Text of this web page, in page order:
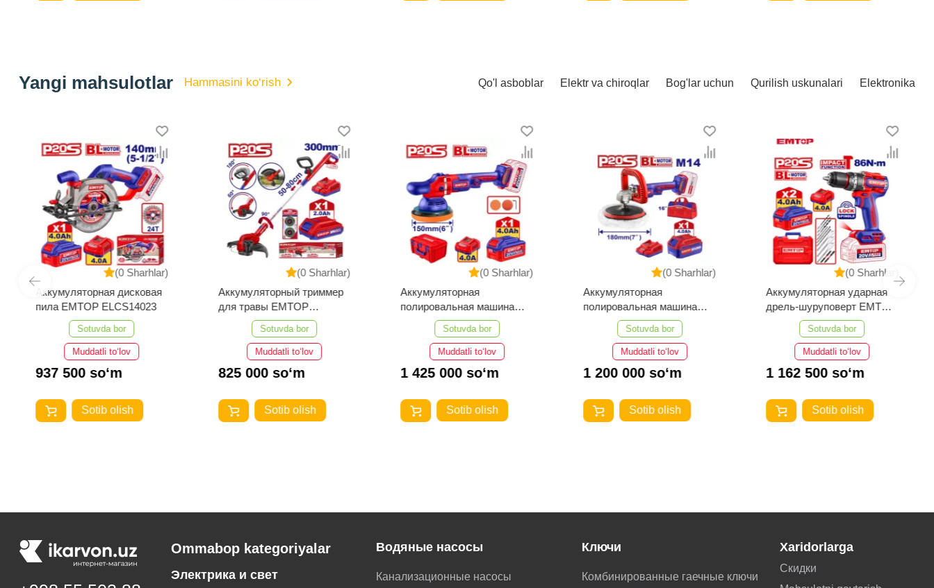
Yangi mahsulotlar Hammasini ko‘rish Qo'l asboblar Elektr va chiroqlar Bog'lar uchun Qurilish uskunalari Elektronika
(0 Sharhlar)
Аккумуляторная дисковая
пила EMTOP ELCS14023
Sotuvda bor
Muddatli to‘lov
937 500 so‘m
Sotib olish
(0 Sharhlar)
Аккумуляторный триммер
для травы EMTOP
ELGT203285
Sotuvda bor
Muddatli to‘lov
825 000 so‘m
Sotib olish
(0 Sharhlar)
Аккумуляторная
полировальная машина
EMTOP ELAP20158
Sotuvda bor
Muddatli to‘lov
1 425 000 so‘m
Sotib olish
(0 Sharhlar)
Аккумуляторная
полировальная машина
EMTOP ELAP20188
Sotuvda bor
Muddatli to‘lov
1 200 000 so‘m
Sotib olish
(0 Sharhlar)
Аккумуляторная ударная
дрель-шуруповерт EMTOP
ECIDL208682
Sotuvda bor
Muddatli to‘lov
1 162 500 so‘m
Sotib olish
Ommabop kategoriyalar
Электрика и свет
Водяные насосы
Канализационные насосы
Ключи
Комбинированные гаечные ключи
Xaridorlarga
Скидки